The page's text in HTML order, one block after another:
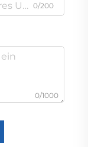
0/200
0/1000